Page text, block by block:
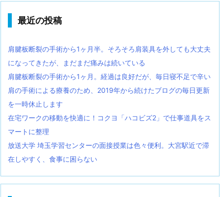
最近の投稿
肩腱板断裂の手術から1ヶ月半。そろそろ肩装具を外しても大丈夫
になってきたが、まだまだ痛みは続いている
肩腱板断裂の手術から1ヶ月。経過は良好だが、毎日寝不足で辛い
肩の手術による療養のため、2019年から続けたブログの毎日更新
を一時休止します
在宅ワークの移動を快適に！コクヨ「ハコビズ2」で仕事道具をス
マートに整理
放送大学 埼玉学習センターの面接授業は色々便利。大宮駅近で滞
在しやすく、食事に困らない